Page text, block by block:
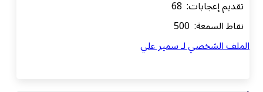
تقديم إعجابات: 68
نقاط السمعة: 500
الملف الشخصي لـ سمير علي